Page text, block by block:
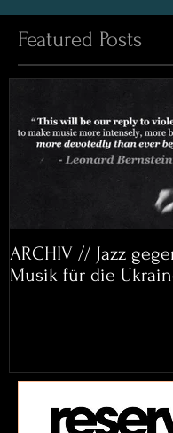
Featured Posts
ARCHIV // Jazz
Musik für die